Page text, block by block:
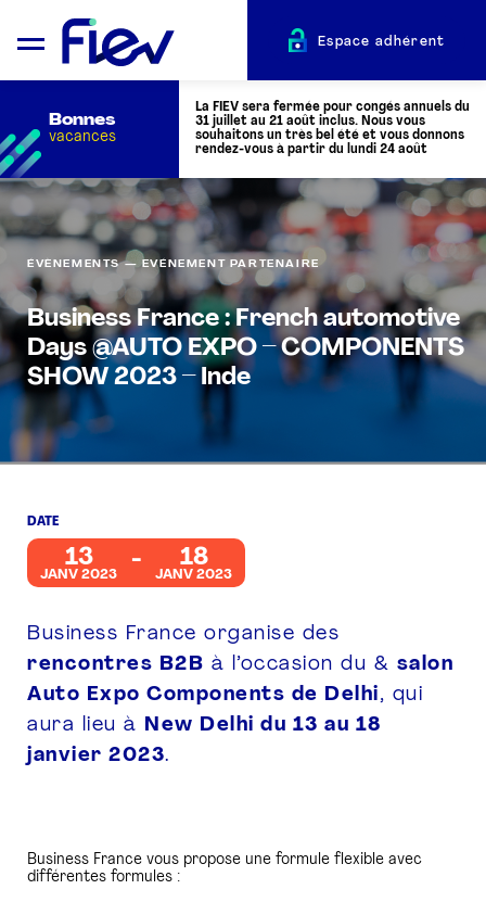
QUI SOMMES-NOUS ?
L’AUTOMOTIVE
ADHÉRENTS
ACTUALITÉS
PRESSE
Espace adhérent
Bonnes
vacances
La FIEV sera fermée pour congés annuels du
31 juillet au 21 août inclus. Nous vous
souhaitons un très bel été et vous donnons
rendez-vous à partir du lundi 24 août
ÉVÈNEMENTS — EVÉNEMENT PARTENAIRE
Business France : French automotive
Days @AUTO EXPO – COMPONENTS
SHOW 2023 – Inde
DATE
13
JANV 2023
18
JANV 2023
Business France organise des
rencontres B2B à l’occasion du & salon
Auto Expo Components de Delhi, qui
aura lieu à New Delhi du 13 au 18
janvier 2023.
Business France vous propose une formule flexible avec
différentes formules :